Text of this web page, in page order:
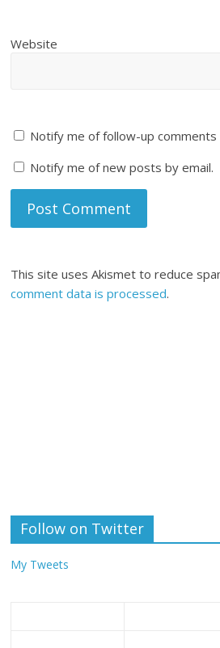
Website
Notify me of follow-up comments
Notify me of new posts by email.
This site uses Akismet to reduce
comment data is processed.
Follow on Twitter
My Tweets